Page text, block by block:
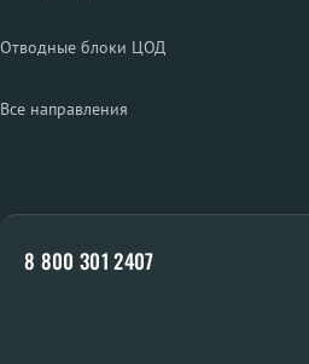
Отводные блоки ЦОД
Все направления
8 800 301 2407